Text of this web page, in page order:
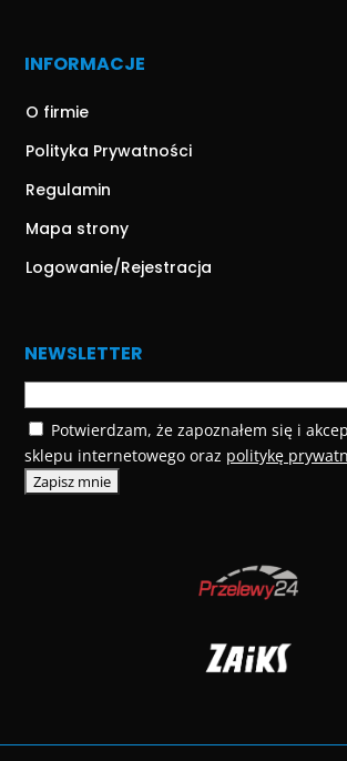
INFORMACJE
O firmie
Polityka Prywatności
Regulamin
Mapa strony
Logowanie/Rejestracja
NEWSLETTER
Potwierdzam, że zapoznałem się i
sklepu internetowego oraz politykę